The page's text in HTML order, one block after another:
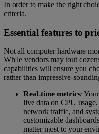
In order to make the right
criteria.
Essential features to
Not all computer hardware
While vendors may tout
capabilities will ensure you
rather than impressive-
Real-time metrics:
live data on CPU
network traffic, and
customizable
matter most to your